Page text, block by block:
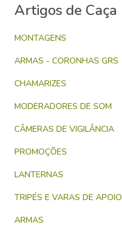
Artigos de Caça
MONTAGENS
ARMAS - CORONHAS GRS
CHAMARIZES
MODERADORES DE SOM
CÂMERAS DE VIGILÂNCIA
PROMOÇÕES
LANTERNAS
TRIPÉS E VARAS DE APOIO
ARMAS